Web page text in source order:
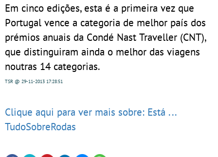
Em cinco edições, esta é a primeira vez que
Portugal vence a categoria de melhor país dos
prémios anuais da Condé Nast Traveller (CNT),
que distinguiram ainda o melhor das viagens
noutras 14 categorias.
TSR @ 29-11-2013 17:28:51
Clique aqui para ver mais sobre: Está ...
TudoSobreRodas